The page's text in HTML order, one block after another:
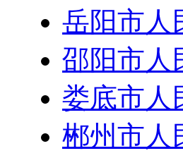
岳阳市人
邵阳市人
娄底市人
郴州市人